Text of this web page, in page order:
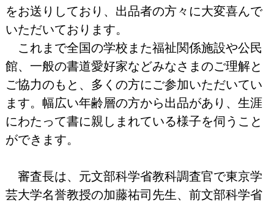
をお送りしており、出品者の方々に大変喜んで
いただいております。
これまで全国の学校また福祉関係施設や公民
館、一般の書道愛好家などみなさまのご理解と
ご協力のもと、多くの方にご参加いただいてい
ます。幅広い年齢層の方から出品があり、生涯
にわたって書に親しまれている様子を伺うこと
ができます。
審査長は、元文部科学省教科調査官で東京学
芸大学名誉教授の加藤祐司先生、前文部科学省